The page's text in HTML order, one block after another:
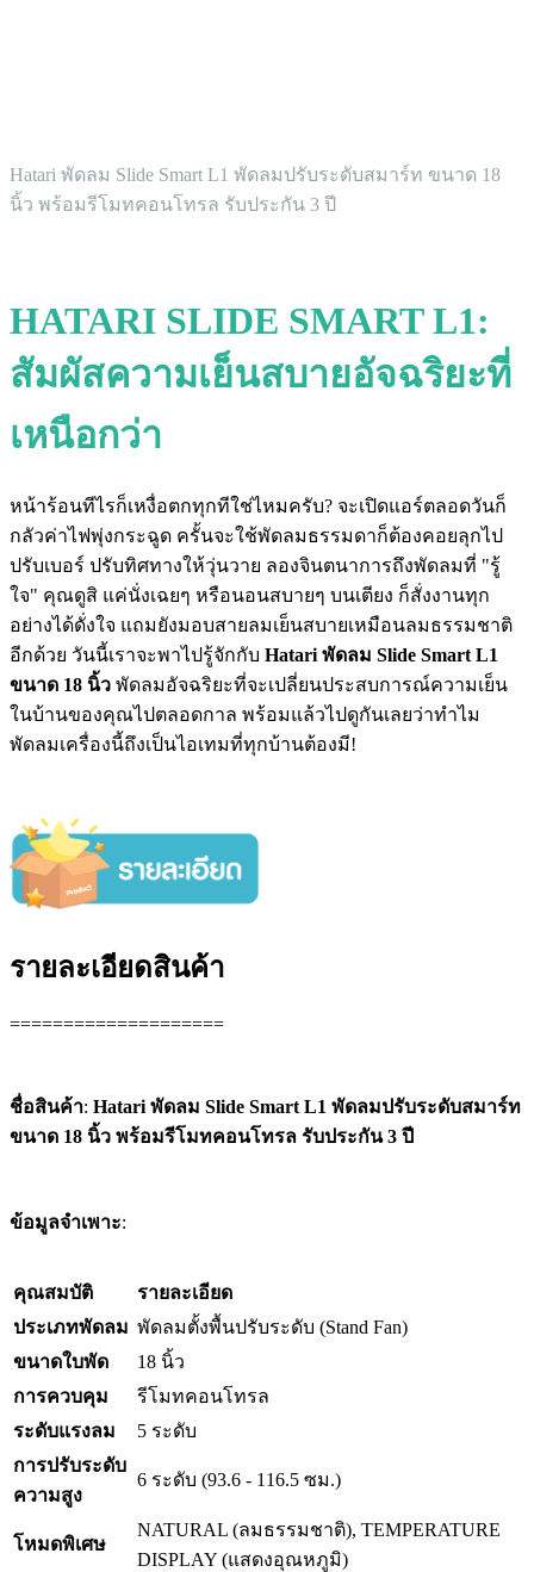
Hatari พัดลม Slide Smart L1 พัดลมปรับระดับสมาร์ท ขนาด 18
นิ้ว พร้อมรีโมทคอนโทรล รับประกัน 3 ปี
HATARI SLIDE SMART L1:
สัมผัสความเย็นสบายอัจฉริยะที่
เหนือกว่า
หน้าร้อนทีไรก็เหงื่อตกทุกทีใช่ไหมครับ? จะเปิดแอร์ตลอดวันก็
กลัวค่าไฟพุ่งกระฉูด ครั้นจะใช้พัดลมธรรมดาก็ต้องคอยลุกไป
ปรับเบอร์ ปรับทิศทางให้วุ่นวาย ลองจินตนาการถึงพัดลมที่ "รู้
ใจ" คุณดูสิ แค่นั่งเฉยๆ หรือนอนสบายๆ บนเตียง ก็สั่งงานทุก
อย่างได้ดั่งใจ แถมยังมอบสายลมเย็นสบายเหมือนลมธรรมชาติ
อีกด้วย วันนี้เราจะพาไปรู้จักกับ Hatari พัดลม Slide Smart L1
ขนาด 18 นิ้ว พัดลมอัจฉริยะที่จะเปลี่ยนประสบการณ์ความเย็น
ในบ้านของคุณไปตลอดกาล พร้อมแล้วไปดูกันเลยว่าทำไม
พัดลมเครื่องนี้ถึงเป็นไอเทมที่ทุกบ้านต้องมี!
รายละเอียดสินค้า
====================
ชื่อสินค้า: Hatari พัดลม Slide Smart L1 พัดลมปรับระดับสมาร์ท
ขนาด 18 นิ้ว พร้อมรีโมทคอนโทรล รับประกัน 3 ปี
ข้อมูลจำเพาะ:
คุณสมบัติ
รายละเอียด
ประเภทพัดลม พัดลมตั้งพื้นปรับระดับ (Stand Fan)
ขนาดใบพัด
18 นิ้ว
การควบคุม
รีโมทคอนโทรล
ระดับแรงลม
5 ระดับ
การปรับระดับ
ความสูง
6 ระดับ (93.6 - 116.5 ซม.)
โหมดพิเศษ
NATURAL (ลมธรรมชาติ), TEMPERATURE
DISPLAY (แสดงอุณหภูมิ)